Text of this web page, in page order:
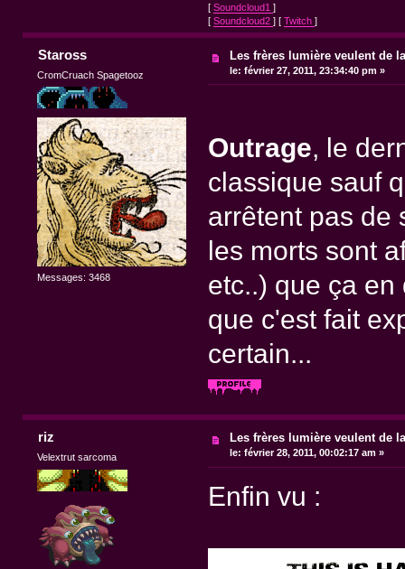
[ Soundcloud1 ]
[ Soundcloud2 ] [ Twitch ]
Staross
CromCruach Spagetooz
Messages: 3468
Les frères lumière veulent de
le: février 27, 2011, 23:34:40 pm »
Outrage, le
classique sauf
arrêtent pas de
les morts sont
etc..) que ça
que c'est fait
certain...
riz
Velextrut sarcoma
Les frères lumière veulent de
le: février 28, 2011, 00:02:17 am »
Enfin vu :